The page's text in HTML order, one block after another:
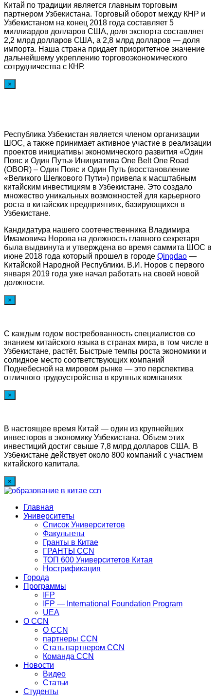
Китай по традиции является главным торговым
партнером Узбекистана. Торговый оборот между КНР и
Узбекистаном на конец 2018 года составляет 5
миллиардов долларов США, доля экспорта составляет
2,2 млрд долларов США, а 2,8 млрд долларов — доля
импорта. Наша страна придает приоритетное значение
дальнейшему укреплению торговоэкономического
сотрудничества с КНР.
×
Республика Узбекистан является членом организации
ШОС, а также принимает активное участие в реализации
проектов инициативы экономического развития «Один
Пояс и Один Путь» Инициатива One Belt One Road
(OBOR) – Один Пояс и Один Путь (восстановление
«Великого Шелкового Пути») привела к масштабным
китайским инвестициям в Узбекистане. Это создало
множество уникальных возможностей для карьерного
роста в китайских предприятиях, базирующихся в
Узбекистане.
Кандидатура нашего соотечественника Владимира
Имамовича Норова на должность главного секретаря
была выдвинута и утверждена во время саммита ШОС в
июне 2018 года который прошел в городе Qingdao —
Китайской Народной Республики. В.И. Норов с первого
января 2019 года уже начал работать на своей новой
должности.
×
С каждым годом востребованность специалистов со
знанием китайского языка в странах мира, в том числе в
Узбекистане, растёт. Быстрые темпы роста экономики и
солидное место соответствующих компаний
Поднебесной на мировом рынке — это перспектива
отличного трудоустройства в крупных компаниях
×
В настоящее время Китай — один из крупнейших
инвесторов в экономику Узбекистана. Объем этих
инвестиций достиг свыше 7,8 млрд долларов США. В
Узбекистане действует около 800 компаний с участием
китайского капитала.
×
Главная
Университеты
Список Университетов
Факультеты
Гранты в Китае
ГРАНТЫ ССN
ТОП 600 Университетов Китая
Нострификация
Города
Программы
IFP
IFP — International Foundation Program
UEA
О CCN
О CCN
партнеры ССN
Стать партнером CCN
Команда ССN
Новости
Видео
Статьи
Студенты